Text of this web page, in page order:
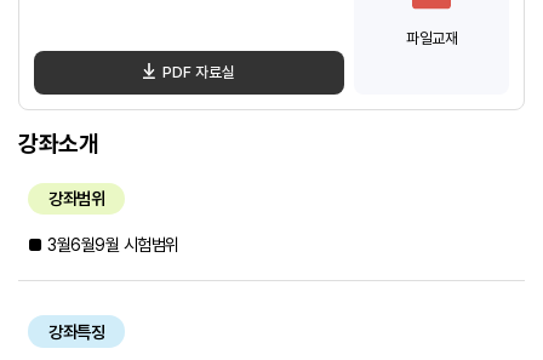
PDF 자료실
파일교재
강좌소개
강좌범위
■ 3월6월9월 시험범위
강좌특징